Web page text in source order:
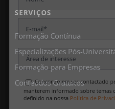
SERVIÇOS
Formação Contínua
Especializações Pós-
Formação para Empresas
Conteúdos Gratuitos
Concordo em ser contactado
manterem informado sobre temas
definido na nossa Política de